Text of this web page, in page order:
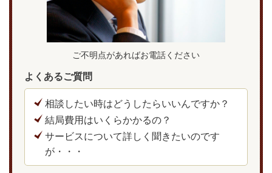
ご不明点があればお電話ください
よくあるご質問
相談したい時はどうしたらいいんですか？
結局費用はいくらかかるの？
サービスについて詳しく聞きたいのです
が・・・